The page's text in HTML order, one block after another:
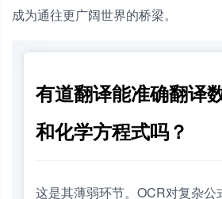
成为通往更广阔世界的桥梁。
有道翻译能准确翻译
和化学方程式吗？
这是其薄弱环节。OCR对复杂公